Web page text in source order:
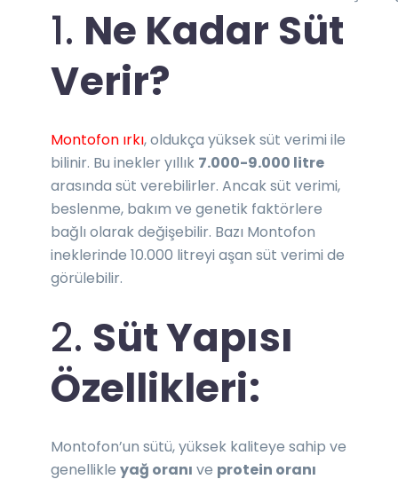
1. Ne Kadar Süt
Verir?
Montofon ırkı, oldukça yüksek süt verimi ile
bilinir. Bu inekler yıllık 7.000-9.000 litre
arasında süt verebilirler. Ancak süt verimi,
beslenme, bakım ve genetik faktörlere
bağlı olarak değişebilir. Bazı Montofon
ineklerinde 10.000 litreyi aşan süt verimi de
görülebilir.
2. Süt Yapısı
Özellikleri:
Montofon’un sütü, yüksek kaliteye sahip ve
genellikleyağ oranı ve protein oranı